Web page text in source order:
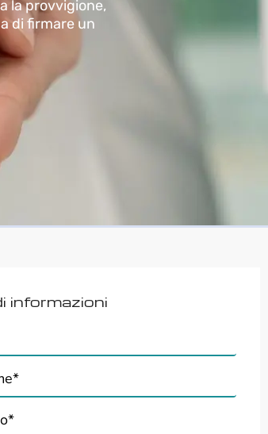
la provvigione,
di firmare un
informazioni